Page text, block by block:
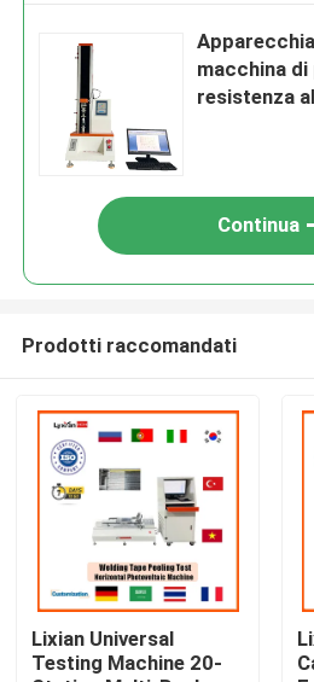
Prodotti
Spettacolo VR
macchina
resistenza
Continua
Prodotti raccomandati
Lixian Universal
Testing Machine 20-